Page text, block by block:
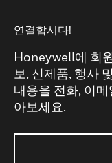
연결합시다!
Honeywell에 회
보, 신제품, 행사
내용을 전화, 이
아보세요.